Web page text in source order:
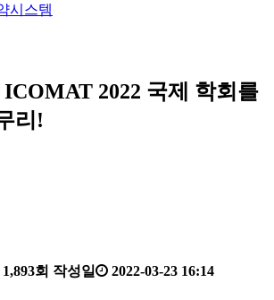
시스템
2022 국제 학회를
리!
1,893회 작성일 2022-03-23 16:14